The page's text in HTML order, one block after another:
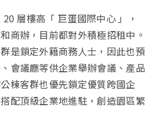
層樓高「 巨蛋國際中心 」，
商辦，目前都對外積極招租中。
是鎖定外籍商務人士，因此也預
會議廳等供企業舉辦會議、產品
棟客群也優先鎖定優質跨國企
配頂級企業地進駐，創造園區繁